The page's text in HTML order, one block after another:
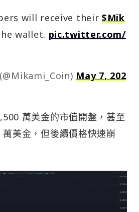
will receive their $Mik
wallet. pic.twitter.com/
May 7, 202
萬美金的市值開盤，甚至
美金，但後續價格快速崩